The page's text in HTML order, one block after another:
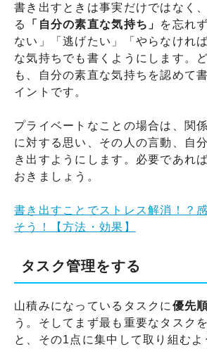
書き出すときは事実だけではなく
る
「自分の素直な気持ち」 を忘れ
ない」「逃げたい」「やらなけれ
な気持ちでも書くようにします。
も、自分の素直な気持ちを認めて
イントです。
プライベートなことの場合は、関
に対する思い、その人の言動、自
き出すようにします。必要であれ
おきましょう。
書き出すことでストレス解消！？
そう！【方法・効果】
タスク管理をする
山積みになっているタスクに 優先
う。そしてまず最も重要なタスク
と、その1点に集中して取り組むよ